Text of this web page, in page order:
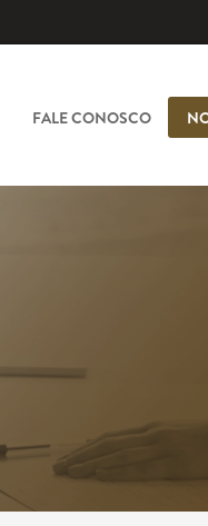
FALE CONOSCO